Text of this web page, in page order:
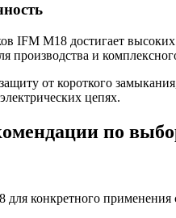
IFM M18 достигает
производства и
от короткого
цепях.
по
конкретного применения